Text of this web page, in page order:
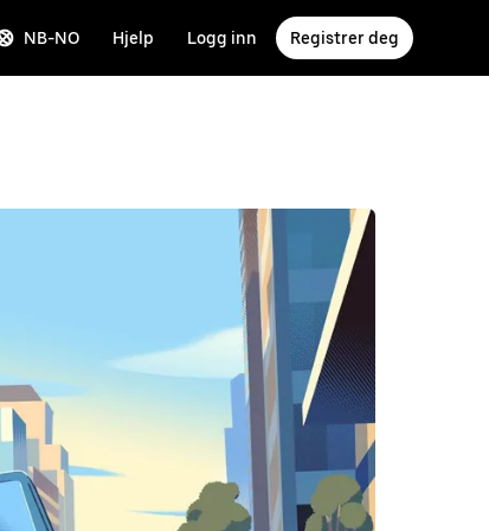
NB-NO Hjelp Logg inn Registrer deg